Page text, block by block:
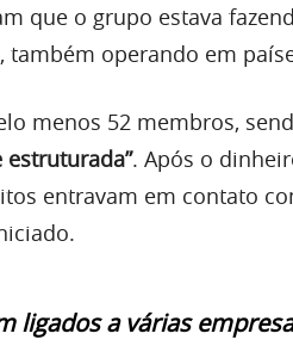
que o grupo estava
operando em
menos 52 membros,
. Após o
entravam em contato
ligados a várias